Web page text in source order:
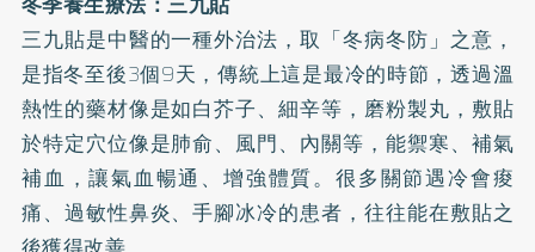
三九貼是中醫的一種外治法，取「冬病冬防」之意，
是指冬至後3個9天，傳統上這是最冷的時節，透過溫
熱性的藥材像是如白芥子、細辛等，磨粉製丸，敷貼
於特定穴位像是肺俞、風門、內關等，能禦寒、補氣
補血，讓氣血暢通、增強體質。很多關節遇冷會痠
痛、過敏性鼻炎、手腳冰冷的患者，往往能在敷貼之